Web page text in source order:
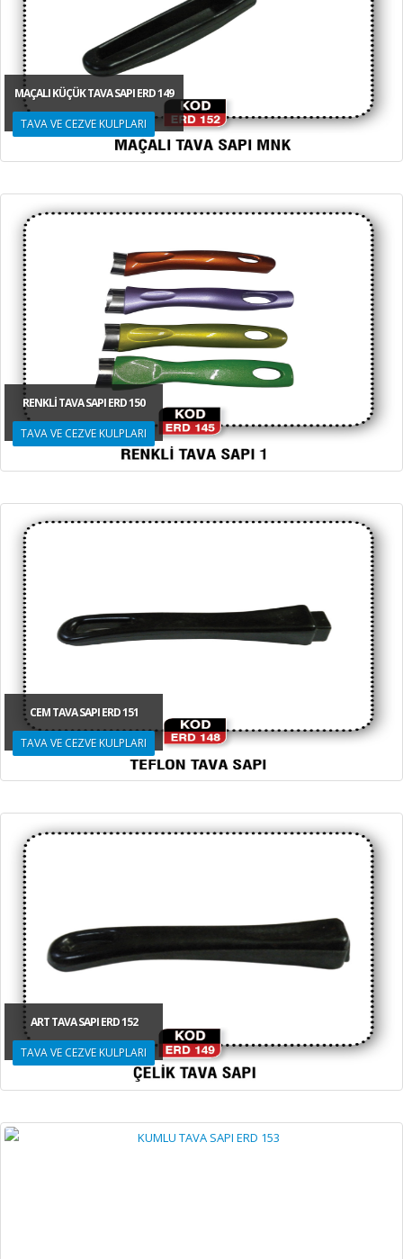
MAÇALI KÜÇÜK TAVA SAPI ERD 149
TAVA VE CEZVE KULPLARI
RENKLİ TAVA SAPI ERD 150
TAVA VE CEZVE KULPLARI
CEM TAVA SAPI ERD 151
TAVA VE CEZVE KULPLARI
ART TAVA SAPI ERD 152
TAVA VE CEZVE KULPLARI